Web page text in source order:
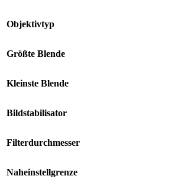
Objektivtyp
Größte Blende
Kleinste Blende
Bildstabilisator
Filterdurchmesser
Naheinstellgrenze